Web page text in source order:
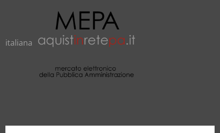
italiana